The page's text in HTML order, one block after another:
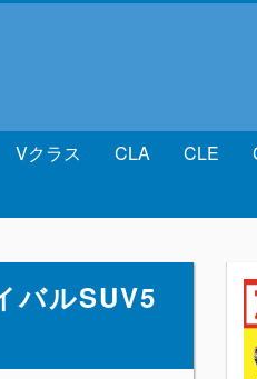
Vクラス CLA CLE
バルSUV5